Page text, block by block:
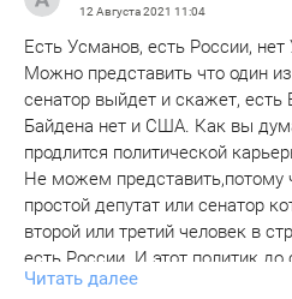
12 Августа 2021 11:04
Есть Усманов, есть России,
Можно представить что один
сенатор выйдет и скажет,
Байдена нет и США. Как вы
продлится политической
Не можем представить,потому
простой депутат или сенатор
второй или третий человек в
есть России. И этот политик
работать и тратить 70
Читать далее